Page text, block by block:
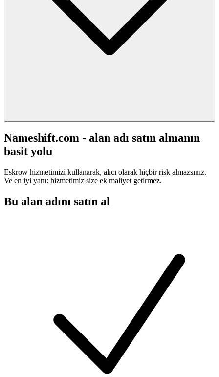
Nameshift.com - alan adı satın almanın
basit yolu
Eskrow hizmetimizi kullanarak, alıcı olarak hiçbir risk almazsınız.
Ve en iyi yanı: hizmetimiz size ek maliyet getirmez.
Bu alan adını satın al